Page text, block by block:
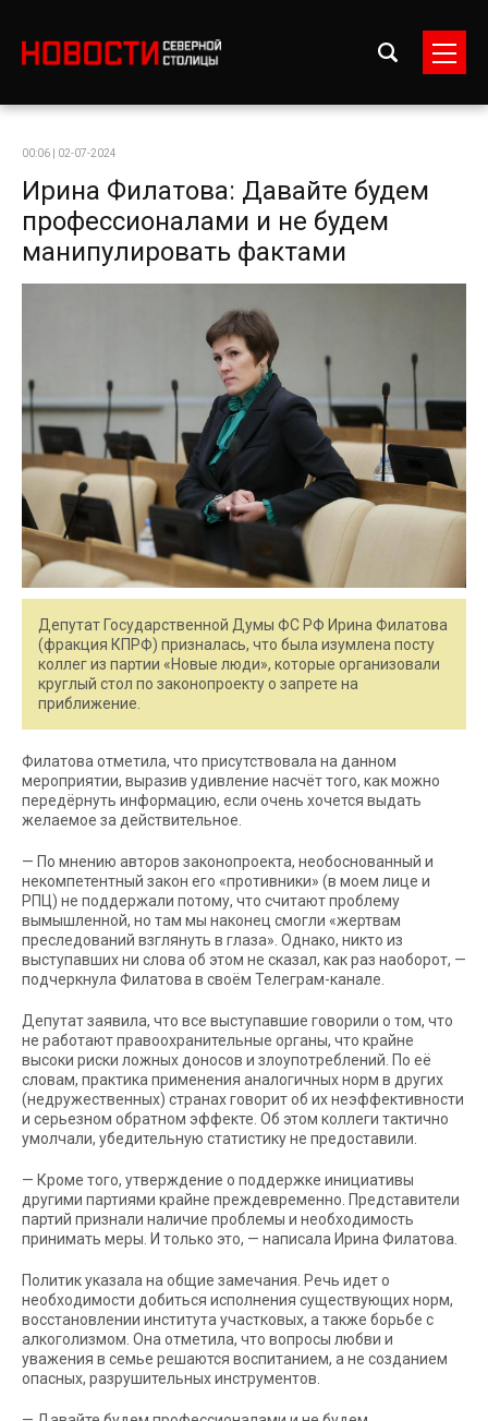
00:06 | 02-07-2024
Ирина Филатова: Давайте будем
профессионалами и не будем
манипулировать фактами
Депутат Государственной Думы ФС РФ Ирина Филатова
(фракция КПРФ) призналась, что была изумлена посту
коллег из партии «Новые люди», которые организовали
круглый стол по законопроекту о запрете на
приближение.
Филатова отметила, что присутствовала на данном
мероприятии, выразив удивление насчёт того, как можно
передёрнуть информацию, если очень хочется выдать
желаемое за действительное.
— По мнению авторов законопроекта, необоснованный и
некомпетентный закон его «противники» (в моем лице и
РПЦ) не поддержали потому, что считают проблему
вымышленной, но там мы наконец смогли «жертвам
преследований взглянуть в глаза». Однако, никто из
выступавших ни слова об этом не сказал, как раз наоборот, —
подчеркнула Филатова в своём Телеграм-канале.
Депутат заявила, что все выступавшие говорили о том, что
не работают правоохранительные органы, что крайне
высоки риски ложных доносов и злоупотреблений. По её
словам, практика применения аналогичных норм в других
(недружественных) странах говорит об их неэффективности
и серьезном обратном эффекте. Об этом коллеги тактично
умолчали, убедительную статистику не предоставили.
— Кроме того, утверждение о поддержке инициативы
другими партиями крайне преждевременно. Представители
партий признали наличие проблемы и необходимость
принимать меры. И только это, — написала Ирина Филатова.
Политик указала на общие замечания. Речь идет о
необходимости добиться исполнения существующих норм,
восстановлении института участковых, а также борьбе с
алкоголизмом. Она отметила, что вопросы любви и
уважения в семье решаются воспитанием, а не созданием
опасных, разрушительных инструментов.